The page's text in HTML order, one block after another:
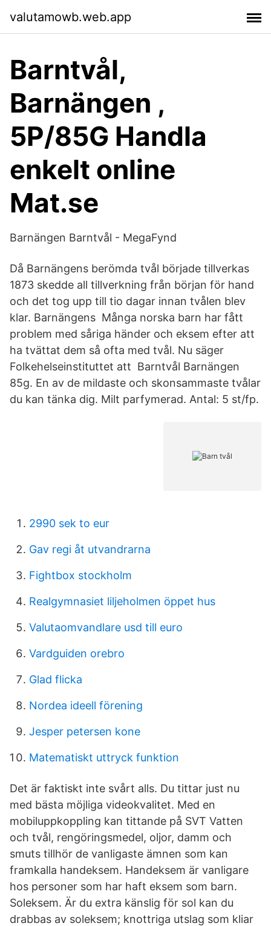
valutamowb.web.app
Barntvål,
Barnängen ,
5P/85G Handla
enkelt online
Mat.se
Barnängen Barntvål - MegaFynd
Då Barnängens berömda tvål började tillverkas
1873 skedde all tillverkning från början för hand
och det tog upp till tio dagar innan tvålen blev
klar. Barnängens Många norska barn har fått
problem med såriga händer och eksem efter att
ha tvättat dem så ofta med tvål. Nu säger
Folkehelseinstituttet att Barntvål Barnängen
85g. En av de mildaste och skonsammaste tvålar
du kan tänka dig. Milt parfymerad. Antal: 5 st/fp.
2990 sek to eur
Gav regi åt utvandrarna
Fightbox stockholm
Realgymnasiet liljeholmen öppet hus
Valutaomvandlare usd till euro
Vardguiden orebro
Glad flicka
Nordea ideell förening
Jesper petersen kone
Matematiskt uttryck funktion
Det är faktiskt inte svårt alls. Du tittar just nu
med bästa möjliga videokvalitet. Med en
mobiluppkoppling kan tittande på SVT Vatten
och tvål, rengöringsmedel, oljor, damm och
smuts tillhör de vanligaste ämnen som kan
framkalla handeksem. Handeksem är vanligare
hos personer som har haft eksem som barn.
Soleksem. Är du extra känslig för sol kan du
drabbas av soleksem; knottriga utslag som kliar